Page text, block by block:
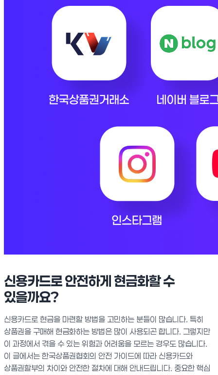
신용카드로 안전하게 현금화할 수
있을까요?
신용카드로 현금을 마련할 방법을 고민하는 분들이 많습니다. 특히
상품권을 구매해 현금화하는 방법은 많이 사용되곤 합니다. 그렇지만
이 과정에서 겪을 수 있는 위험과 어려움을 모르는 경우도 많습니다.
이 글에서는 한국상품권협회의 안전 가이드에 따라 신용카드와
상품권할부의 차이와 안전한 절차에 대해 안내드립니다. 중요한 핵심